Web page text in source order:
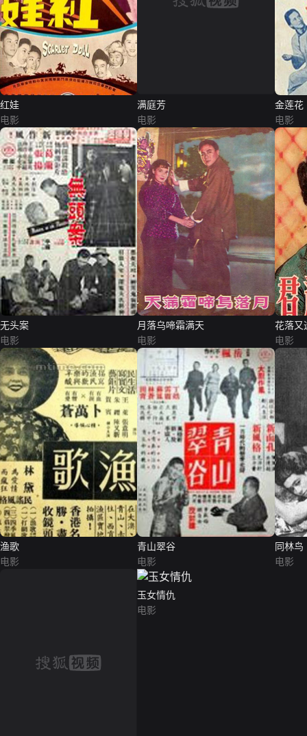
红娃
电影
满庭芳
电影
金莲花
电影
无头案
电影
月落乌啼霜满天
电影
花落又
电影
渔歌
电影
青山翠谷
电影
同林鸟
电影
玉女情仇
电影